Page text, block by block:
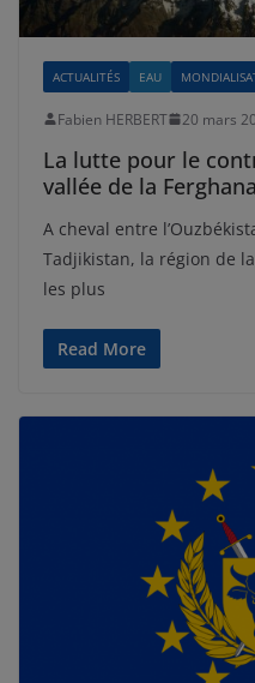
ACTUALITÉS EAU
Fabien HERBERT 20 mars
La lutte pour le
vallée de la Ferghana
A cheval entre
Tadjikistan, la région de
les plus
Read More